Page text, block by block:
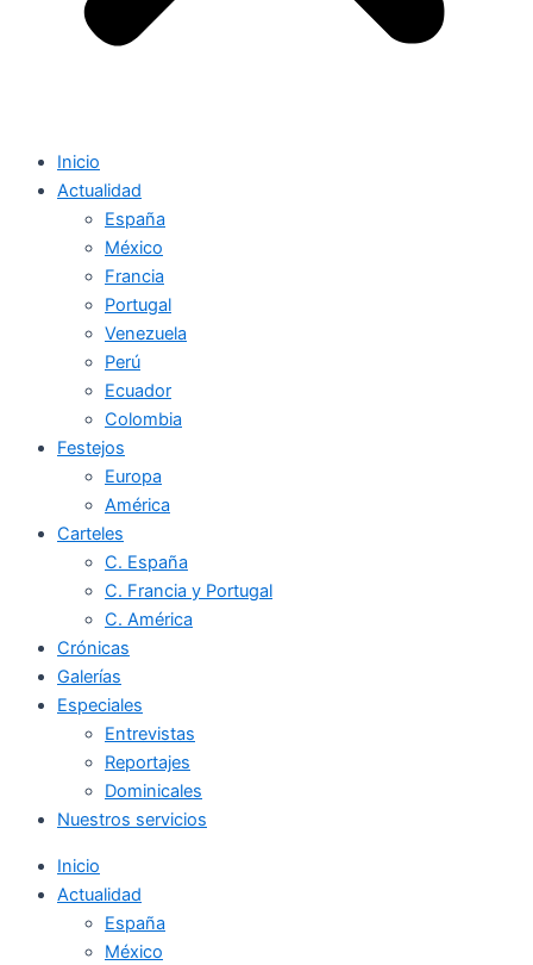
Inicio
Actualidad
España
México
Francia
Portugal
Venezuela
Perú
Ecuador
Colombia
Festejos
Europa
América
Carteles
C. España
C. Francia y Portugal
C. América
Crónicas
Galerías
Especiales
Entrevistas
Reportajes
Dominicales
Nuestros servicios
Inicio
Actualidad
España
México